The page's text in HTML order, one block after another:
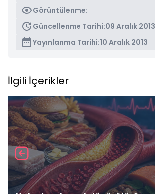
Görüntülenme:
Güncellenme Tarihi:09 Aralık 2013
Yayınlanma Tarihi:10 Aralık 2013
İlgili İçerikler